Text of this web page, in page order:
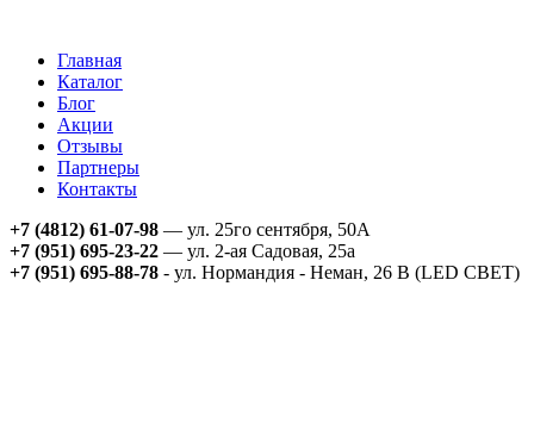
Главная
Каталог
Блог
Акции
Отзывы
Партнеры
Контакты
+7 (4812) 61-07-98 — ул. 25го сентября, 50А
+7 (951) 695-23-22 — ул. 2-ая Садовая, 25а
+7 (951) 695-88-78 - ул. Нормандия - Неман, 26 В (LED СВЕТ)